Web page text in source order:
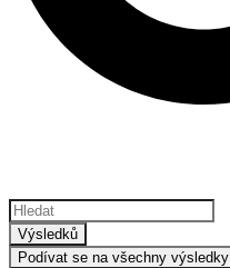
Výsledků
Podívat se na všechny výsledky